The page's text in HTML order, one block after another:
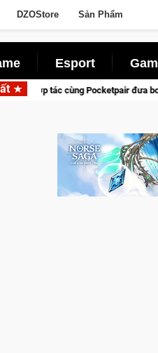
DZOStore Sản Phẩm
Esport
đưa bom tấn săn thú sinh tồn lên di